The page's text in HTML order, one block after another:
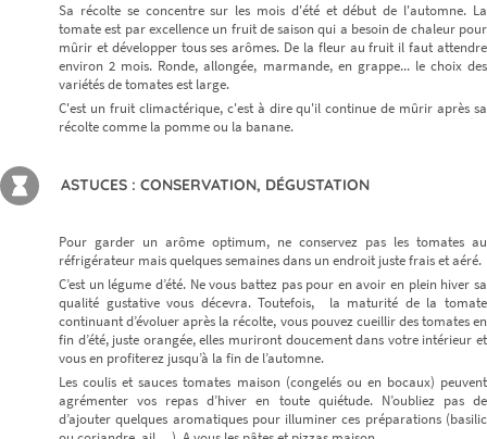
Sa récolte se concentre sur les mois d'été et début de l'automne. La
tomate est par excellence un fruit de saison qui a besoin de chaleur pour
mûrir et développer tous ses arômes. De la fleur au fruit il faut attendre
environ 2 mois. Ronde, allongée, marmande, en grappe... le choix des
variétés de tomates est large.
C'est un fruit climactérique, c'est à dire qu'il continue de mûrir après sa
récolte comme la pomme ou la banane.
ASTUCES : CONSERVATION, DÉGUSTATION
Pour garder un arôme optimum, ne conservez pas les tomates au
réfrigérateur mais quelques semaines dans un endroit juste frais et aéré.
C’est un légume d’été. Ne vous battez pas pour en avoir en plein hiver sa
qualité gustative vous décevra. Toutefois, la maturité de la tomate
continuant d’évoluer après la récolte, vous pouvez cueillir des tomates en
fin d’été, juste orangée, elles muriront doucement dans votre intérieur et
vous en profiterez jusqu’à la fin de l’automne.
Les coulis et sauces tomates maison (congelés ou en bocaux) peuvent
agrémenter vos repas d’hiver en toute quiétude. N’oubliez pas de
d’ajouter quelques aromatiques pour illuminer ces préparations (basilic